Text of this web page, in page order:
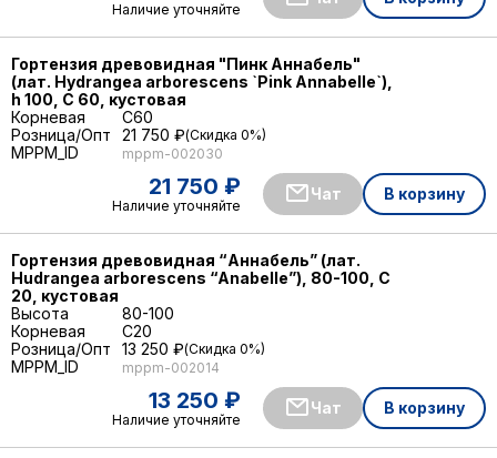
Наличие уточняйте
Гортензия древовидная "Пинк Аннабель"
(лат. Hydrangea arborescens `Pink Annabelle`),
h 100, С 60, кустовая
Корневая
C60
Розница/Опт
21 750 ₽ Скидка 0%
21 750 ₽
Наличие уточняйте
Чат В корзину
MPPM_ID mppm-002030
Гортензия древовидная “Аннабель” (лат.
Hudrangea arborescens “Anabelle”), 80-100, С
20, кустовая
Высота
80-100
Корневая
C20
Розница/Опт
13 250 ₽ Скидка 0%
13 250 ₽
Наличие уточняйте
Чат В корзину
MPPM_ID mppm-002014